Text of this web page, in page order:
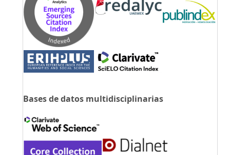
Bases de datos multidisciplinarias